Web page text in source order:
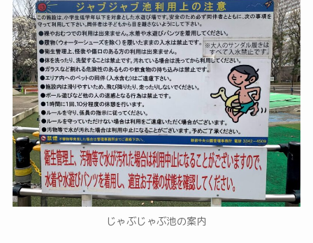
じゃぶじゃぶ池の案内